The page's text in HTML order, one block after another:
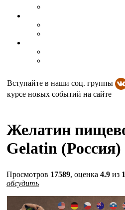
Вступайте в наши соц. группы
курсе новых событий на сайте
Желатин
Gelatin (Россия)
Просмотров 17589, оценка 4.9 из
обсудить